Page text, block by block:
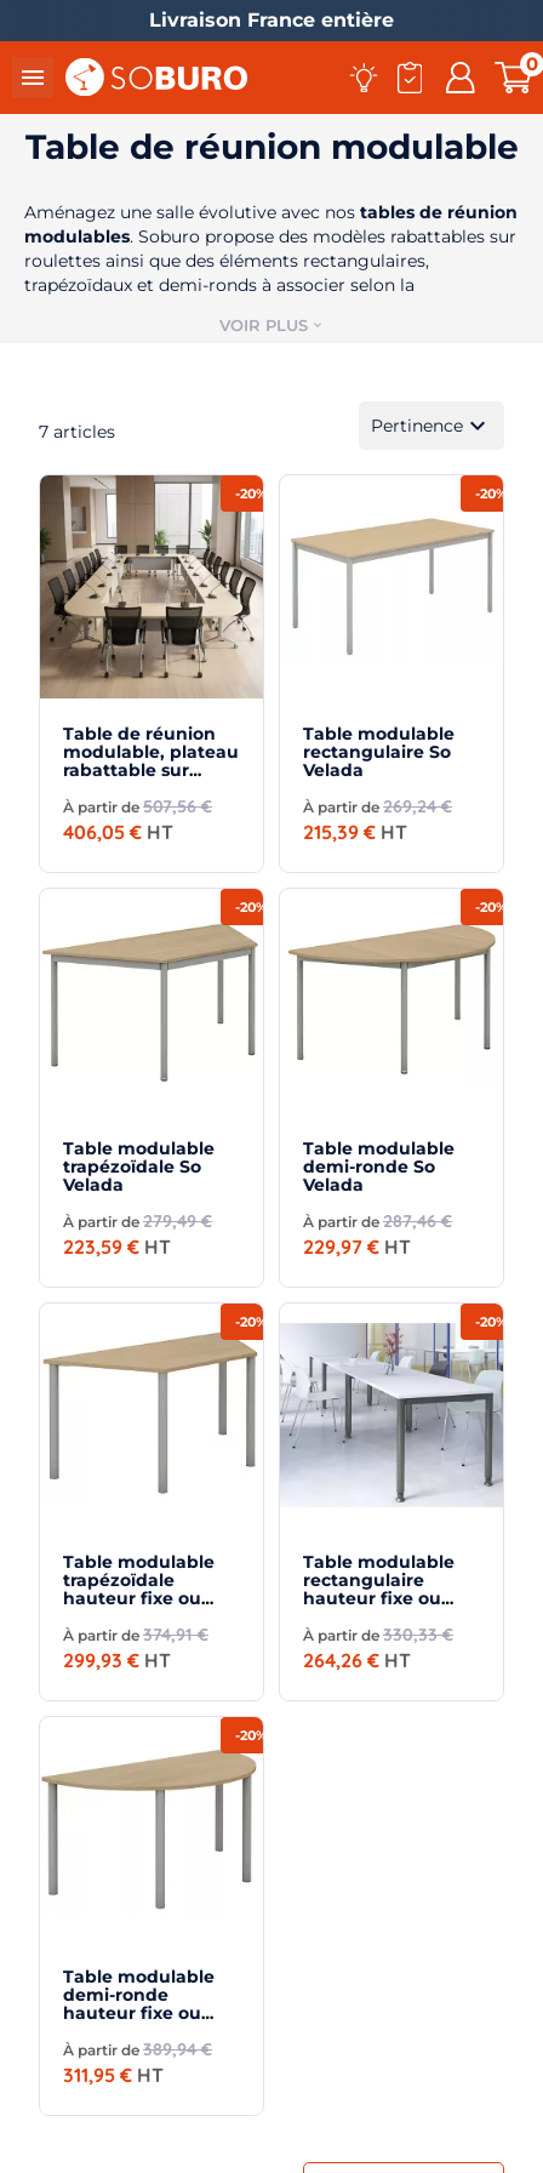
Livraison France entière
 0
Table de réunion modulable
Aménagez une salle évolutive avec nos tables de réunion
modulables. Soburo propose des modèles rabattables sur
roulettes ainsi que des éléments rectangulaires,
trapézoïdaux et demi-ronds à associer selon la
également disponibles en hauteur fixe ou réglable.
VOIR PLUS expand_more
7 articles Pertinence expand_more
Table de réunion
modulable, plateau
rabattable sur
À partir de 507,56 €
406,05 € HT
-20%
Table modulable
rectangulaire So
Velada
À partir de 269,24 €
215,39 € HT
-20%
Table modulable
trapézoïdale So
Velada
À partir de 279,49 €
223,59 € HT
-20%
Table modulable
demi-ronde So
Velada
À partir de 287,46 €
229,97 € HT
-20%
Table modulable
trapézoïdale
hauteur fixe ou
hauteur So
Granada
À partir de 374,91 €
299,93 € HT
-20%
Table modulable
rectangulaire
hauteur fixe ou
hauteur So
Granada
À partir de 330,33 €
264,26 € HT
-20%
Table modulable
demi-ronde
hauteur fixe ou
hauteur So
Granada
À partir de 389,94 €
311,95 € HT
-20%